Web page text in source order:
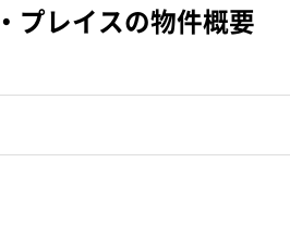
プレイスの物件概要